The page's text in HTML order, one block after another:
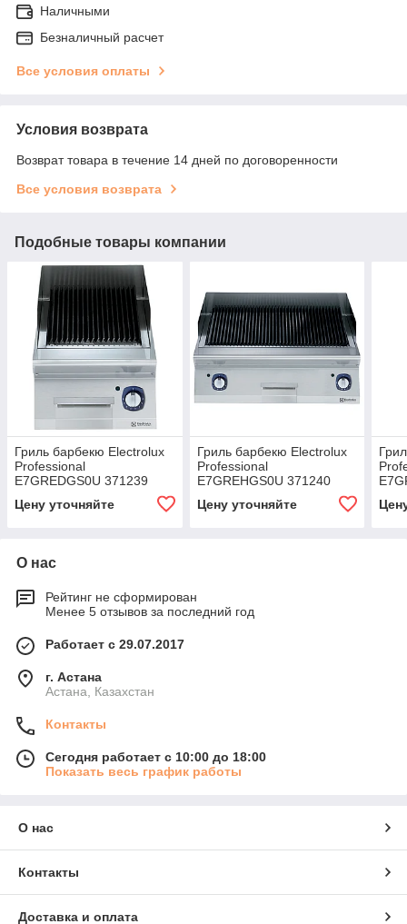
Наличными
Безналичный расчет
Все условия оплаты
Условия возврата
Возврат товара в течение 14 дней по договоренности
Все условия возврата
Подобные товары компании
Гриль барбекю Electrolux
Professional
E7GREDGS0U 371239
Цену уточняйте
Гриль барбекю Electrolux
Professional
E7GREHGS0U 371240
Цену уточняйте
О нас
Рейтинг не сформирован
Менее 5 отзывов за последний год
Работает с 29.07.2017
г. Астана
Астана, Казахстан
Контакты
Сегодня работает с 10:00 до 18:00
Показать весь график работы
О нас
Контакты
Доставка и оплата